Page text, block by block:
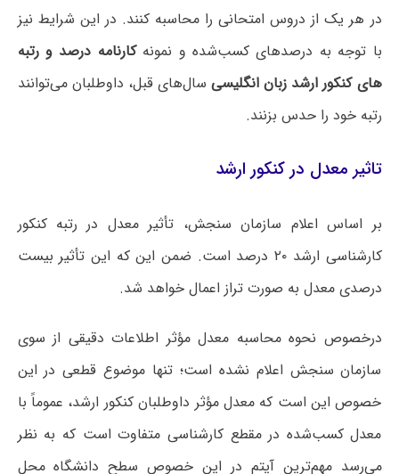
در هر یک از دروس امتحانی را محاسبه کنند. در این شرایط نیز
با توجه به درصدهای کسب‌شده و نمونهکارنامه درصد و رتبه
های کنکور ارشد زبان انگلیسی سال‌های قبل، داوطلبان می‌توانند
رتبه خود را حدس بزنند.
تاثیر معدل در کنکور ارشد
بر اساس اعلام سازمان سنجش، تأثیر معدل در رتبه کنکور
کارشناسی ارشد ۲۰ درصد است. ضمن این که این تأثیر بیست
درصدی معدل به صورت تراز اعمال خواهد شد.
درخصوص نحوه محاسبه معدل مؤثر اطلاعات دقیقی از سوی
سازمان سنجش اعلام نشده است؛ تنها موضوع قطعی در این
خصوص این است که معدل مؤثر داوطلبان کنکور ارشد، عموماً با
معدل کسب‌شده در مقطع کارشناسی متفاوت است که به نظر
می‌رسد مهم‌ترین آیتم در این خصوص سطح دانشگاه محل